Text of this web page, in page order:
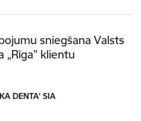
sniegšana Valsts
klientu
DENTA' SIA